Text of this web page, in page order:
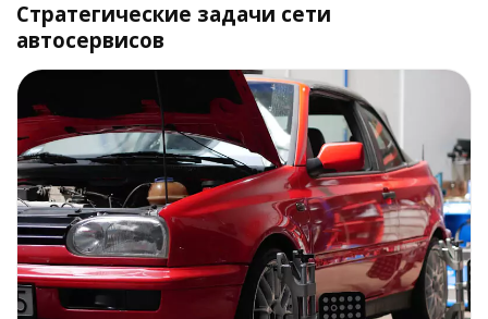
Стратегические задачи сети
автосервисов